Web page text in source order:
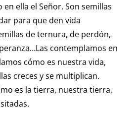
ella el Señor. Son semillas
para que den vida
de ternura, de perdón,
contemplamos en
cómo es nuestra vida,
creces y se multiplican.
es la tierra, nuestra tierra,